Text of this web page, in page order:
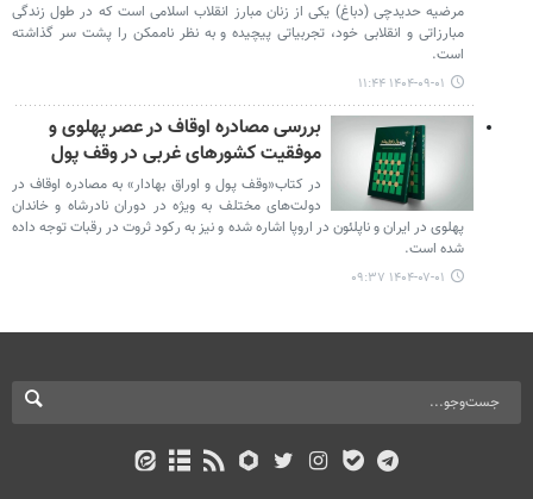
مرضیه حدیدچی (دباغ) یکی از زنان مبارز انقلاب اسلامی است که در طول زندگی
مبارزاتی و انقلابی خود، تجربیاتی پیچیده و به نظر ناممکن را پشت سر گذاشته
است.
۱۴۰۴-۰۹-۰۱ ۱۱:۴۴
بررسی مصادره اوقاف در عصر پهلوی و
موفقیت کشورهای غربی در وقف پول
در کتاب«وقف پول و اوراق بهادار» به مصادره اوقاف در
دولت‌های مختلف به ویژه در دوران نادرشاه و خاندان
پهلوی در ایران و ناپلئون در اروپا اشاره شده و نیز به رکود ثروت در رقبات توجه داده
شده است.
۱۴۰۴-۰۷-۰۱ ۰۹:۳۷